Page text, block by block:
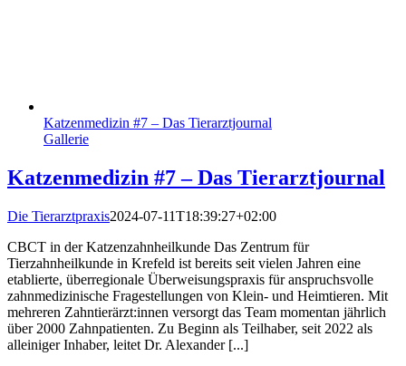
Katzenmedizin #7 – Das Tierarztjournal
Gallerie
Katzenmedizin #7 – Das Tierarztjournal
Die Tierarztpraxis2024-07-11T18:39:27+02:00
CBCT in der Katzenzahnheilkunde Das Zentrum für
Tierzahnheilkunde in Krefeld ist bereits seit vielen Jahren eine
etablierte, überregionale Überweisungspraxis für anspruchsvolle
zahnmedizinische Fragestellungen von Klein- und Heimtieren. Mit
mehreren Zahntierärzt:innen versorgt das Team momentan jährlich
über 2000 Zahnpatienten. Zu Beginn als Teilhaber, seit 2022 als
alleiniger Inhaber, leitet Dr. Alexander [...]